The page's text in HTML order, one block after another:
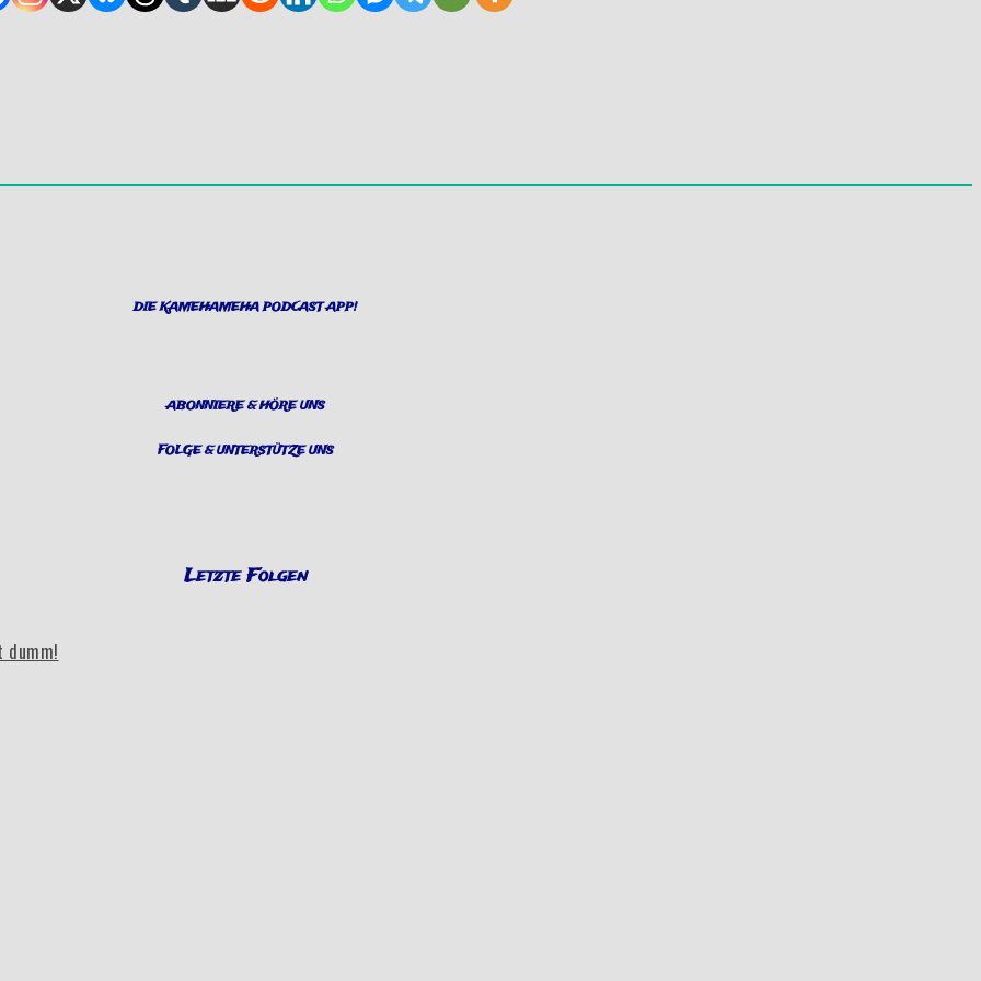
DIE KAMEHAMEHA PODCAST APP!
ABONNIERE & HÖRE UNS
FOLGE & UNTERSTÜTZE UNS
Letzte Folgen
dumm!